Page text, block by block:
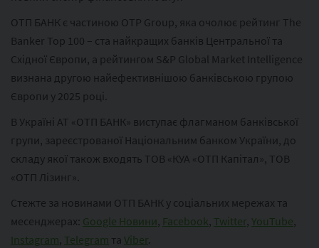
ОТП БАНК є частиною ОТР Group, яка очолює рейтинг The
Banker Top 100 – ста найкращих банків Центральної та
Східної Європи, а рейтингом S&P Global Market Intelligence
визнана другою найефективнішою банківською групою
Європи у 2025 році.
В Україні АТ «ОТП БАНК» виступає флагманом банківської
групи, зареєстрованої Національним банком України, до
складу якої також входять ТОВ «КУА «ОТП Капітал», ТОВ
«ОТП Лізинг».
Стежте за новинами ОТП БАНК у соціальних мережах та
месенджерах: Google Новини, Facebook, Twitter, YouTube,
Instagram, Telegram та Viber